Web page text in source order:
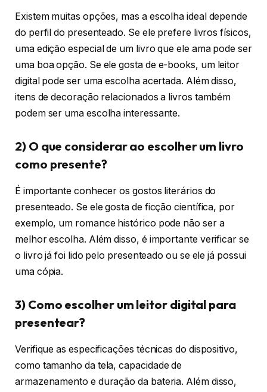
Existem muitas opções, mas a escolha ideal depende
do perfil do presenteado. Se ele prefere livros físicos,
uma edição especial de um livro que ele ama pode ser
uma boa opção. Se ele gosta de e-books, um leitor
digital pode ser uma escolha acertada. Além disso,
itens de decoração relacionados a livros também
podem ser uma escolha interessante.
2) O que considerar ao escolher um livro
como presente?
É importante conhecer os gostos literários do
presenteado. Se ele gosta de ficção científica, por
exemplo, um romance histórico pode não ser a
melhor escolha. Além disso, é importante verificar se
o livro já foi lido pelo presenteado ou se ele já possui
uma cópia.
3) Como escolher um leitor digital para
presentear?
Verifique as especificações técnicas do dispositivo,
como tamanho da tela, capacidade de
armazenamento e duração da bateria. Além disso,